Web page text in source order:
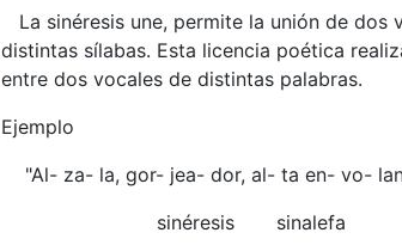
La sinéresis une, permite la unión de dos
distintas sílabas. Esta licencia poética
entre dos vocales de distintas palabras.
Ejemplo
"Al- za- la, gor- jea- dor, al- ta en- vo-
sinéresis sinalefa